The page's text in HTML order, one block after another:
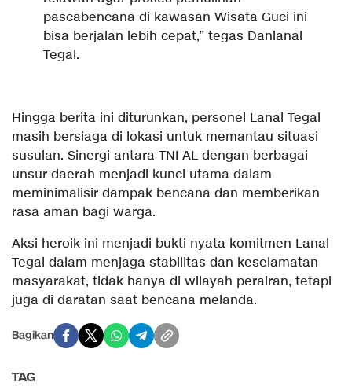
pascabencana di kawasan Wisata Guci ini
bisa berjalan lebih cepat,” tegas Danlanal
Tegal.
Hingga berita ini diturunkan, personel Lanal Tegal
masih bersiaga di lokasi untuk memantau situasi
susulan. Sinergi antara TNI AL dengan berbagai
unsur daerah menjadi kunci utama dalam
meminimalisir dampak bencana dan memberikan
rasa aman bagi warga.
Aksi heroik ini menjadi bukti nyata komitmen Lanal
Tegal dalam menjaga stabilitas dan keselamatan
masyarakat, tidak hanya di wilayah perairan, tetapi
juga di daratan saat bencana melanda.
Bagikan
TAG